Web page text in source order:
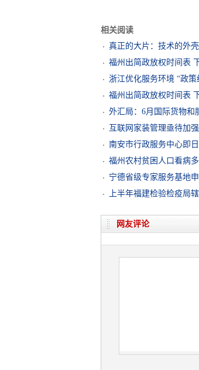
相关阅读
真正的大片：技术的外
福州出简政放权时间表
浙江优化服务环境 “政
福州出简政放权时间表
外汇局：6月国际货物和
互联网家装管理亟待加
南安市行政服务中心即
福州农村贫困人口看病
宁德省级专家服务基地
上半年福建检验检疫局
网友评论